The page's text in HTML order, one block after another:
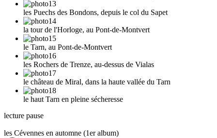
les Puechs des Bondons, depuis le col du Sapet
la tour de l'Horloge, au Pont-de-Montvert
le Tarn, au Pont-de-Montvert
les Rochers de Trenze, au-dessus de Vialas
le château de Miral, dans la haute vallée du Tarn
le haut Tarn en pleine sécheresse
lecture pause
les Cévennes en automne (1eralbum)